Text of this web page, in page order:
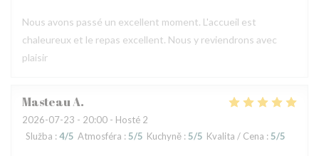
Nous avons passé un excellent moment. L'accueil est
chaleureux et le repas excellent. Nous y reviendrons avec
plaisir
MasteauA
2026-07-23 - 20:00 - Hosté 2
Služba : 4/5 Atmosféra : 5/5 Kuchyně : 5/5 Kvalita / Cena : 5/5